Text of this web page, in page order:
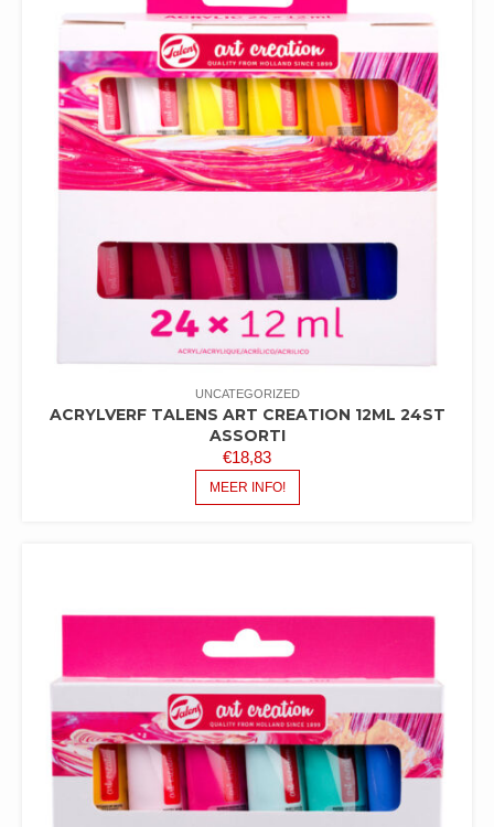
UNCATEGORIZED
ACRYLVERF TALENS ART CREATION 12ML 24ST
ASSORTI
€18,83
MEER INFO!